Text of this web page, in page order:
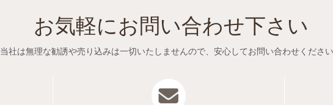
お気軽にお問い合わせ下さい
当社は無理な勧誘や売り込みは一切いたしませんので、 安心してお問い合わせください